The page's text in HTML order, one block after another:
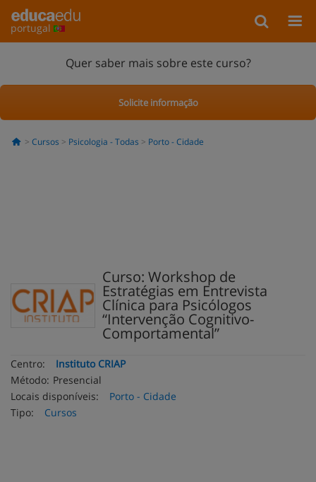
portugal
Quer saber mais sobre este curso?
Solicite informação
Cursos Psicologia - Todas Porto - Cidade
Curso: Workshop de
Estratégias em Entrevista
Clínica para Psicólogos
“Intervenção Cognitivo-
Comportamental”
Centro:
Instituto CRIAP
Método: Presencial
Locais disponíveis:
Porto - Cidade
Tipo:
Cursos